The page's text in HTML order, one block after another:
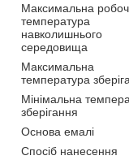
Максимальна
температура
навколишнього
середовища
Максимальна
температура
Мінімальна
зберігання
Основа емалі
Спосіб нанесення